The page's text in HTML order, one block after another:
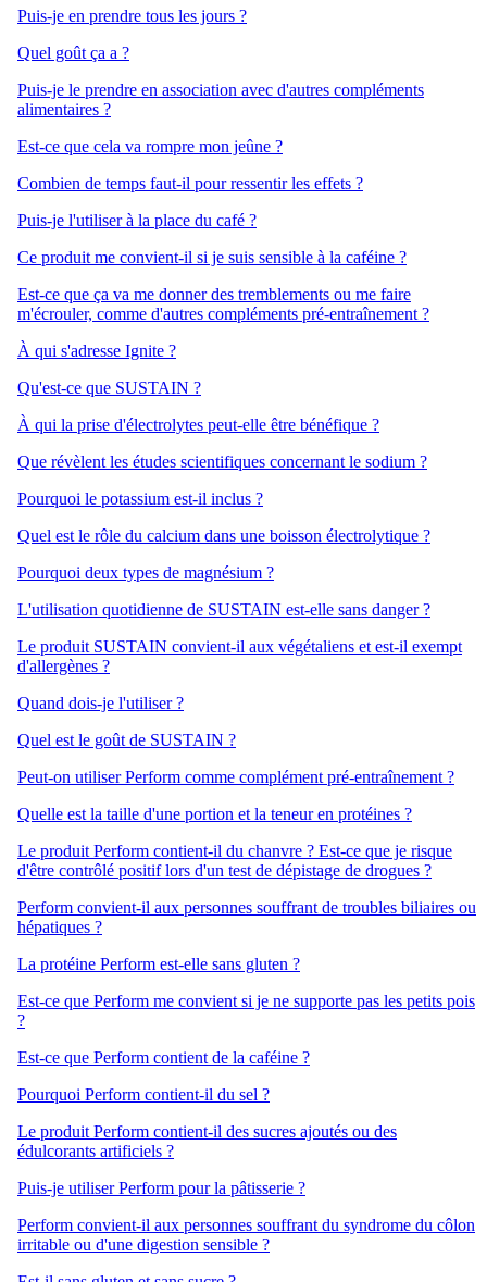
Puis-je en prendre tous les jours ?
Quel goût ça a ?
Puis-je le prendre en association avec d'autres compléments
alimentaires ?
Est-ce que cela va rompre mon jeûne ?
Combien de temps faut-il pour ressentir les effets ?
Puis-je l'utiliser à la place du café ?
Ce produit me convient-il si je suis sensible à la caféine ?
Est-ce que ça va me donner des tremblements ou me faire
m'écrouler, comme d'autres compléments pré-entraînement ?
À qui s'adresse Ignite ?
Qu'est-ce que SUSTAIN ?
À qui la prise d'électrolytes peut-elle être bénéfique ?
Que révèlent les études scientifiques concernant le sodium ?
Pourquoi le potassium est-il inclus ?
Quel est le rôle du calcium dans une boisson électrolytique ?
Pourquoi deux types de magnésium ?
L'utilisation quotidienne de SUSTAIN est-elle sans danger ?
Le produit SUSTAIN convient-il aux végétaliens et est-il exempt
d'allergènes ?
Quand dois-je l'utiliser ?
Quel est le goût de SUSTAIN ?
Peut-on utiliser Perform comme complément pré-entraînement ?
Quelle est la taille d'une portion et la teneur en protéines ?
Le produit Perform contient-il du chanvre ? Est-ce que je risque
d'être contrôlé positif lors d'un test de dépistage de drogues ?
Perform convient-il aux personnes souffrant de troubles biliaires ou
hépatiques ?
La protéine Perform est-elle sans gluten ?
Est-ce que Perform me convient si je ne supporte pas les petits pois
?
Est-ce que Perform contient de la caféine ?
Pourquoi Perform contient-il du sel ?
Le produit Perform contient-il des sucres ajoutés ou des
édulcorants artificiels ?
Puis-je utiliser Perform pour la pâtisserie ?
Perform convient-il aux personnes souffrant du syndrome du côlon
irritable ou d'une digestion sensible ?